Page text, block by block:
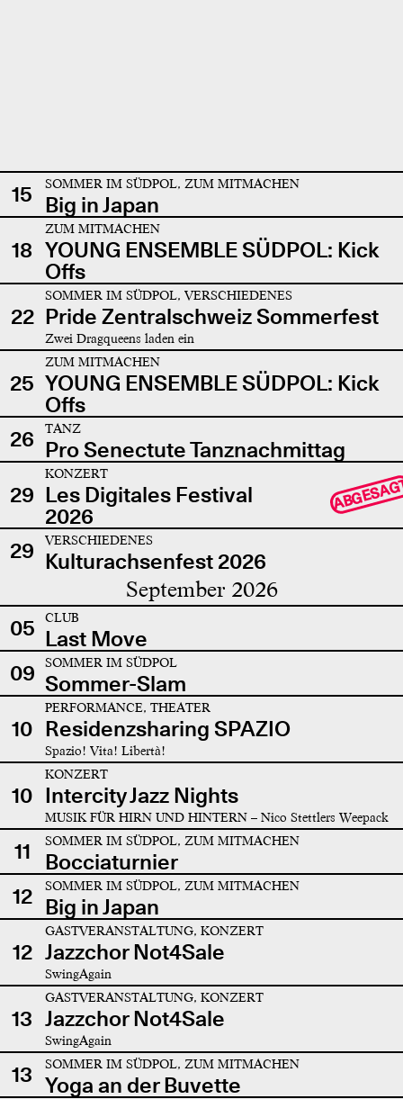
15 SOMMER IM SÜDPOL, ZUM MITMACHEN
Big in Japan
18
ZUM MITMACHEN
YOUNG ENSEMBLE SÜDPOL: Kick
Offs
22
SOMMER IM SÜDPOL, VERSCHIEDENES
Pride Zentralschweiz Sommerfest
Zwei Dragqueens laden ein
25
ZUM MITMACHEN
YOUNG ENSEMBLE SÜDPOL: Kick
Offs
26
TANZ
Pro Senectute Tanznachmittag
29
KONZERT
Les Digitales Festival
2026
29 VERSCHIEDENES
Kulturachsenfest 2026
September 2026
05 CLUB
Last Move
09
SOMMER IM SÜDPOL
Sommer-Slam
10
PERFORMANCE, THEATER
Residenzsharing SPAZIO
Spazio! Vita! Libertà!
10
KONZERT
Intercity Jazz Nights
MUSIK FÜR HIRN UND HINTERN – Nico Stettlers Weepack
11 SOMMER IM SÜDPOL, ZUM MITMACHEN
Bocciaturnier
12
SOMMER IM SÜDPOL, ZUM MITMACHEN
Big in Japan
12
GASTVERANSTALTUNG, KONZERT
Jazzchor Not4Sale
SwingAgain
13
GASTVERANSTALTUNG, KONZERT
Jazzchor Not4Sale
SwingAgain
13 SOMMER IM SÜDPOL, ZUM MITMACHEN
Yoga an der Buvette